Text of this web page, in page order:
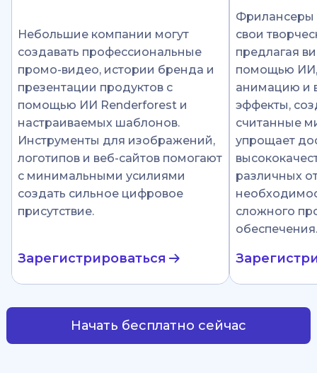
Небольшие компании могут
создавать профессиональные
промо-видео, истории бренда и
презентации продуктов с
помощью ИИ Renderforest и
настраиваемых шаблонов.
Инструменты для изображений,
логотипов и веб-сайтов помогают
с минимальными усилиями
создать сильное цифровое
присутствие.
Зарегистрироваться
Фрилансеры
свои
предлагая
помощью
анимацию и
эффекты,
считанные
упрощает
различных
сложного
обеспечения.
Начать бесплатно сейчас